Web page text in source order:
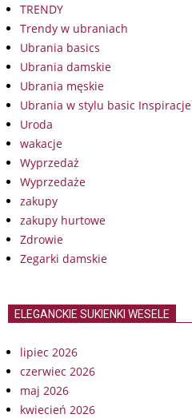
TRENDY
Trendy w ubraniach
Ubrania basics
Ubrania damskie
Ubrania męskie
Ubrania w stylu basic Inspiracje
Uroda
wakacje
Wyprzedaż
Wyprzedaże
zakupy
zakupy hurtowe
Zdrowie
Zegarki damskie
ELEGANCKIE SUKIENKI WESELE
lipiec 2026
czerwiec 2026
maj 2026
kwiecień 2026